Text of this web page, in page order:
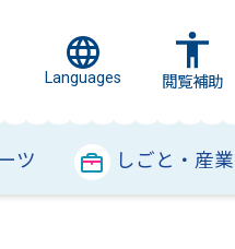
Languages 閲覧補助
ツ しごと・産業